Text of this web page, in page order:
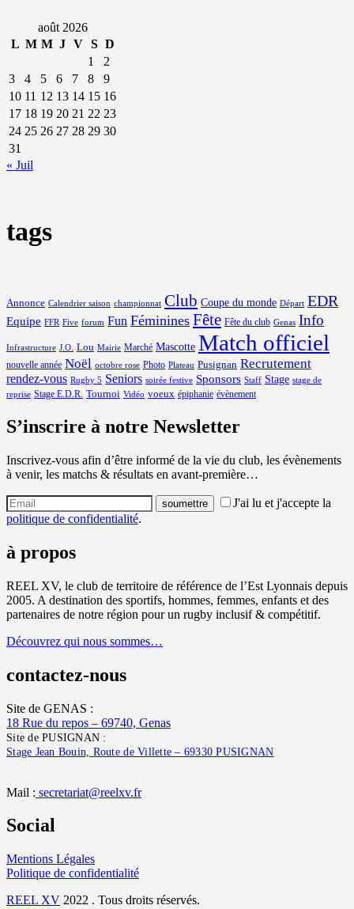
août 2026
L M M J V S D
1
2
3
4 5 6 7 8
9
10 11 12 13 14 15 16
17 18 19 20 21 22 23
24 25 26 27 28 29 30
31
« Juil
tags
Annonce Calendrier saison championnat Club Coupe du monde Départ EDR
Equipe FFR Five forum Fun Féminines Fête Fête du club Genas Info
Infrastructure J.O. Lou Mairie Marché Mascotte Match officiel
nouvelle année Noël octobre rose Photo Plateau Pusignan Recrutement
rendez-vous Rugby 5 Seniors soirée festive Sponsors Staff Stage stage de
reprise Stage E.D.R. Tournoi Vidéo voeux épiphanie évènement
S’inscrire à notre Newsletter
Inscrivez-vous afin d’être informé de la vie du club, les évènements
à venir, les matchs & résultats en avant-première…
J'ai lu et j'accepte la
politique de confidentialité.
à propos
REEL XV, le club de territoire de référence de l’Est Lyonnais depuis
2005. A destination des sportifs, hommes, femmes, enfants et des
partenaires de notre région pour un rugby inclusif & compétitif.
Découvrez qui nous sommes…
contactez-nous
Site de GENAS :
18 Rue du repos – 69740, Genas
Site de PUSIGNAN :
Stage Jean Bouin, Route de Villette – 69330 PUSIGNAN
Mail : secretariat@reelxv.fr
Social
Mentions Légales
Politique de confidentialité
REEL XV 2022 . Tous droits réservés.